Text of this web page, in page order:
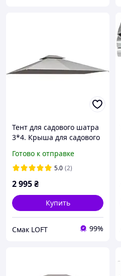
Тент для садового шатра
3*4. Крыша для садового
бежевого шатра. Крыша
тент для павильона 3х4
Готово к отправке
5.0 (2)
2 995₴
Купить
Смак LOFT 99%